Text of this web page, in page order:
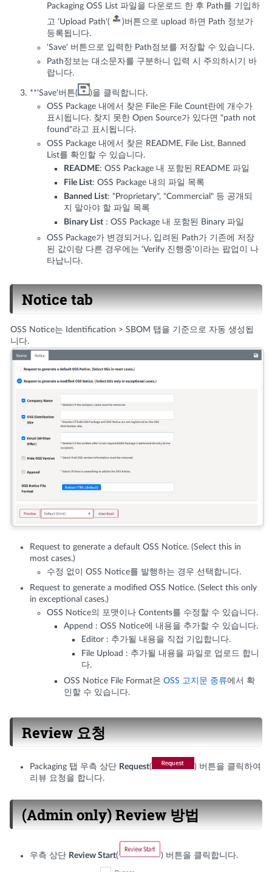
Packaging OSS List 파일을 다운로드 한 후 Path를 기입하
고 ‘Upload Path'(
)버튼으로 upload 하면 Path 정보가
등록됩니다.
‘Save' 버튼으로 입력한 Path정보를 저장할 수 있습니다.
Path정보는 대소문자를 구분하니 입력 시 주의하시기 바
랍니다.
**‘Save'버튼(
)을 클릭합니다.
OSS Package 내에서 찾은 File은 File Count란에 개수가
표시됩니다. 찾지 못한 Open Source가 있다면 "path not
found"라고 표시됩니다.
OSS Package 내에서 찾은 README, File List, Banned
List를 확인할 수 있습니다.
README: OSS Package 내 포함된 README 파일
File List: OSS Package 내의 파일 목록
Banned List: "Proprietary", "Commercial" 등 공개되
지 말아야 할 파일 목록
Binary List : OSS Package 내 포함된 Binary 파일
OSS Package가 변경되거나, 입려된 Path가 기존에 저장
된 값이랑 다른 경우에는 ‘Verify 진행중'이라는 팝업이 나
타납니다.
Notice tab
OSS Notice는 Identification > SBOM 탭을 기준으로 자동 생성됩
니다.
Request to generate a default OSS Notice. (Select this in
most cases.)
수정 없이 OSS Notice를 발행하는 경우 선택합니다.
Request to generate a modified OSS Notice. (Select this only
in exceptional cases.)
OSS Notice의 포맷이나 Contents를 수정할 수 있습니다.
Append : OSS Notice에 내용을 추가할 수 있습니다.
Editor : 추가될 내용을 직접 기입합니다.
File Upload : 추가될 내용을 파일로 업로드 합니
다.
OSS Notice File Format은OSS 고지문 종류에서 확
인할 수 있습니다.
Review 요청
Packaging 탭 우측 상단 Request(
) 버튼을 클릭하여
리뷰 요청을 합니다.
(Admin only) Review 방법
우측 상단 Review Start( ) 버튼을 클릭합니다.